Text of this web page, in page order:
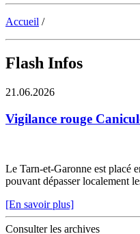
Accueil /
Flash Infos
21.06.2026
Vigilance rouge
Le Tarn-et-Garonne est placé
pouvant dépasser localement
[En savoir plus]
Consulter les archives